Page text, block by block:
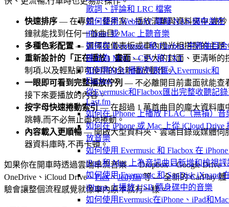
歌詞、評論和 LRC 檔案
如何使用 WebDAV 連接 NAS 儲存並在
iPhone 或 Mac 上聽音樂
如何在 Evermusic 和 Flacbox 中將曲目
匯出為 M3U、CSV 和 TXT
如何將M3U播放列表匯入Evermusic和
Flacbox
從Evermusic和Flacbox匯出完整收聽記
Last.fm
如何在 iPhone 上播放 FLAC（無損）音
如何在 iPhone 或 Mac 上從 iCloud Drive
放音樂
如何使用 Evermusic 和 Flacbox 在
iPad 和 Mac 上為音訊曲目新增和檢視評
如何使用 Evermusic 和 SanDisk iXpand
iPhone 上播放 USB 隨身碟中的音樂
如何使用Evermusic在iPhone、iPad和
快速排序 — 在專輯、藝術家、播放清單與資料夾中,幾秒
鐘就能找到任何一首曲目。
多種色彩配置 — 選擇與儀表板或車內燈光相搭配的主題
重新設計的「正在播放」畫面 — 更大的封面、更清晰的
制項,以及輕點即可使用的全新播放動作。
一眼即可看到完整播放佇列 — 不必離開目前畫面就能查
接下來要播放的內容。
按字母快速捲動索引— 在超過 1 萬首曲目的龐大資料庫
跳轉,而不必無止盡地捲動。
內容載入更順暢 — 開啟大型資料夾、雲端目錄或媒體伺
器資料庫時,不再卡頓。
如果你在開車時透過雲端串流音樂 — Dropbox、Google Drive、
OneDrive、iCloud Drive、Plex、Jellyfin等 — 全新的 CarPlay 體
驗會讓整個流程感覺就像車內原本就有一樣。